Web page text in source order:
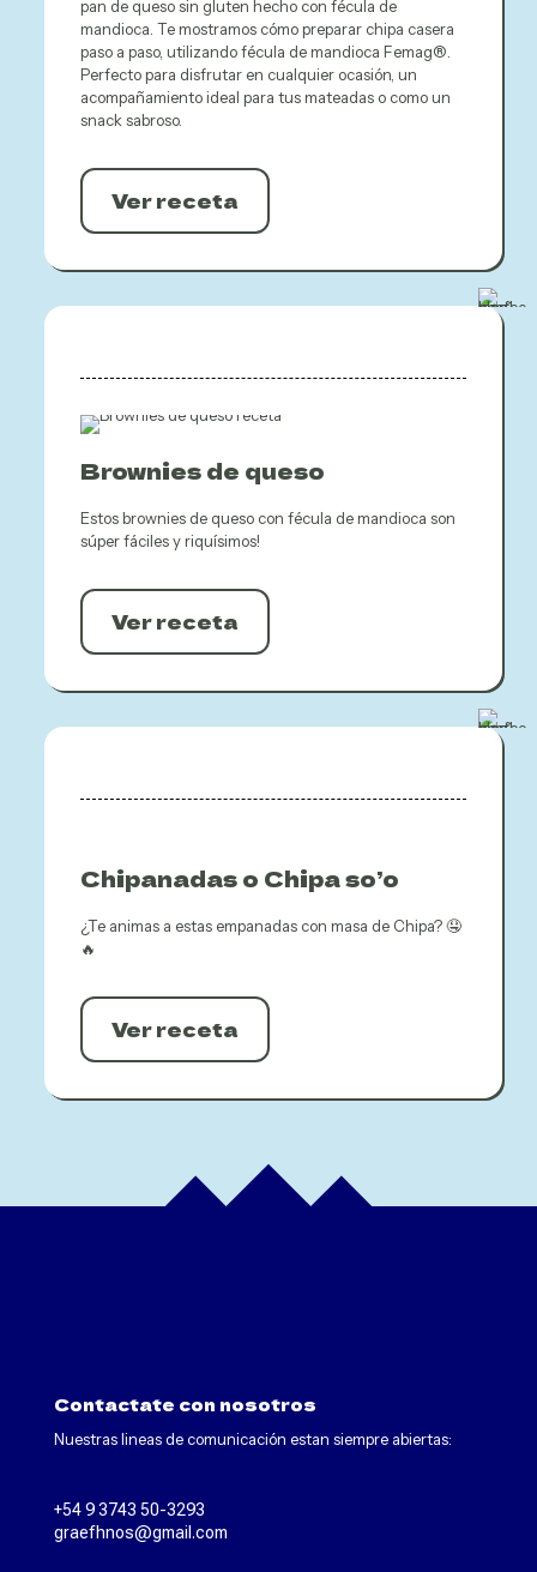
pan de queso sin gluten hecho con fécula de
mandioca. Te mostramos cómo preparar chipa casera
paso a paso, utilizando fécula de mandioca Femag®.
Perfecto para disfrutar en cualquier ocasión, un
acompañamiento ideal para tus mateadas o como un
snack sabroso.
Ver receta
Brownies de queso
Estos brownies de queso con fécula de mandioca son
súper fáciles y riquísimos!
Ver receta
Chipanadas o Chipa so’o
¿Te animas a estas empanadas con masa de Chipa? 🤤
🔥
Ver receta
Contactate con nosotros
Nuestras lineas de comunicación estan siempre abiertas:
+54 9 3743 50-3293
graefhnos@gmail.com